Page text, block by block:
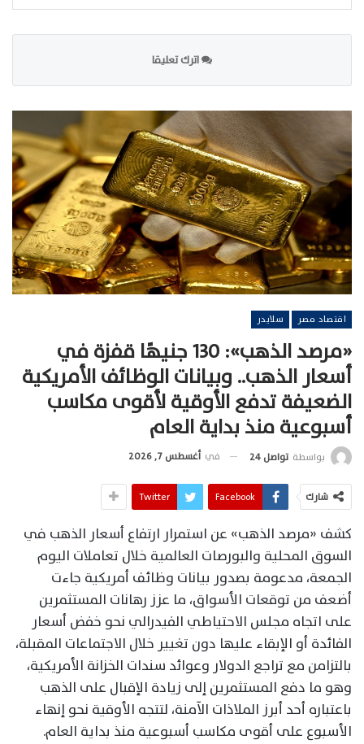
اترك تعليقا
اقتصاد مصر سلايدر
«مرصد الذهب»: 130 جنيهًا قفزة في
أسعار الذهب.. وبيانات الوظائف الأمريكية
الضعيفة تدفع الأوقية لأقوى مكاسب
أسبوعية منذ بداية العام
بواسطة تواصل 24 في أغسطس 7, 2026
شارك Facebook
Twitter
كشف «مرصد الذهب» عن استمرار ارتفاع أسعار الذهب في
السوق المحلية والبورصات العالمية خلال تعاملات اليوم
الجمعة، مدعومة بصدور بيانات وظائف أمريكية جاءت
أضعف من توقعات الأسواق، ما عزز رهانات المستثمرين
على اتجاه مجلس الاحتياطي الفيدرالي نحو خفض أسعار
الفائدة أو الإبقاء عليها دون تغيير خلال الاجتماعات المقبلة،
بالتزامن مع تراجع الدولار وعوائد سندات الخزانة الأمريكية،
وهو ما دفع المستثمرين إلى زيادة الإقبال على الذهب
باعتباره أحد أبرز الملاذات الآمنة، لتتجه الأوقية نحو إنهاء
الأسبوع على أقوى مكاسب أسبوعية منذ بداية العام.